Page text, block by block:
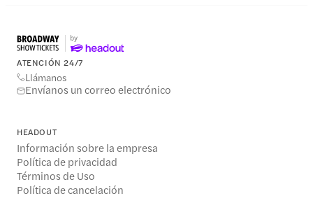
ATENCIÓN 24/7
Llámanos
Envíanos un correo electrónico
HEADOUT
Información sobre la empresa
Política de privacidad
Términos de Uso
Política de cancelación